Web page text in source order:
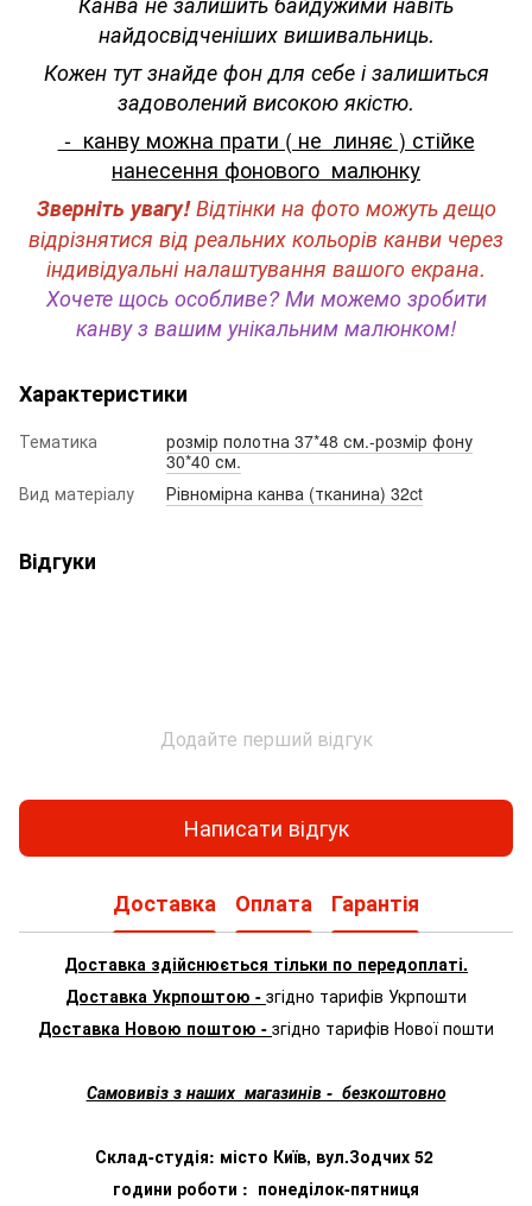
найдосвідченіших вишивальниць.
Кожен тут знайде фон для себе і залишиться
задоволений високою якістю.
- канву можна прати ( не линяє ) стійке
нанесення фонового малюнку
Зверніть увагу!Відтінки на фото можуть дещо
відрізнятися від реальних кольорів канви через
індивідуальні налаштування вашого екрана.
Хочете щось особливе? Ми можемо зробити
канву з вашим унікальним малюнком!
Характеристики
Тематика
розмір полотна 37*48 см.-розмір фону
30*40 см.
Вид матеріалу
Рівномірна канва (тканина) 32ct
Відгуки
Додайте перший відгук
Написати відгук
Доставка Оплата Гарантія
Доставка здійснюється тільки по передоплаті.
Доставка Укрпоштою - згідно тарифів Укрпошти
Доставка Новою поштою - згідно тарифів Нової пошти
Самовивіз з наших магазинів - безкоштовно
Склад-студія: місто Київ, вул.Зодчих 52
години роботи : понеділок-пятниця